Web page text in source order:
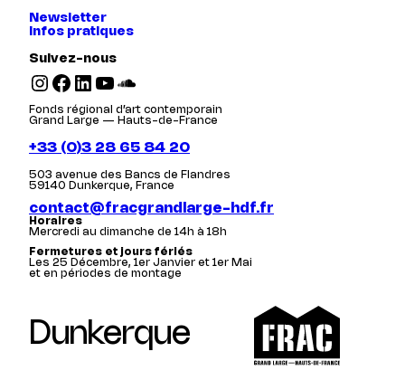
Newsletter
Infos pratiques
Suivez-nous
Instagram Facebook LinkedIn YouTube SoundCloud
Fonds régional d’art contemporain
Grand Large — Hauts-de-France
+33 (0)3 28 65 84 20
503 avenue des Bancs de Flandres
59140 Dunkerque, France
contact@fracgrandlarge-hdf.fr
Horaires
Mercredi au dimanche de 14h à 18h
Fermetures et jours fériés
Les 25 Décembre, 1er Janvier et 1er Mai
et en périodes de montage
Dunkerque